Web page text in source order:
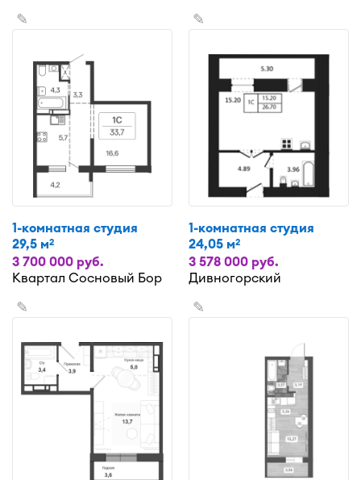
✎
1-комнатная студия
29,5 м2
3 700 000 руб.
Квартал Сосновый Бор
✎
1-комнатная студия
24,05 м2
3 578 000 руб.
Дивногорский
✎ ✎